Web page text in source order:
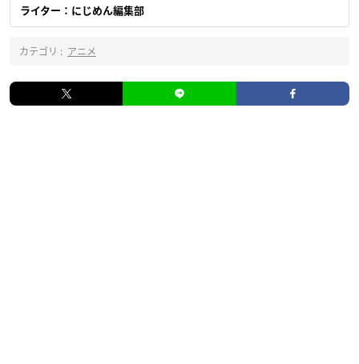
ライター：にじめん編集部
カテゴリ : アニメ